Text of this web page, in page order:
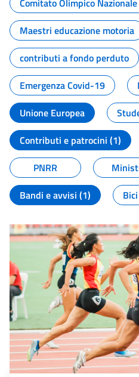
Comitato Olimpico
Maestri educazione motoria
contributi a fondo perduto
Emergenza Covid-19
Unione Europea
Contributi e patrocini (1)
PNRR
Bandi e avvisi (1)